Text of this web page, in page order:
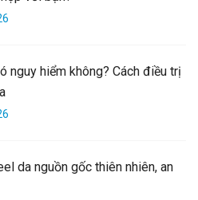
nguy hiểm không? Cách điều trị
da nguồn gốc thiên nhiên, an